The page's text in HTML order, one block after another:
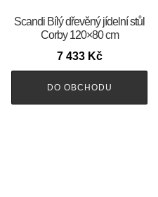
Scandi Bílý dřevěný jídelní stůl
Corby 120×80 cm
7 433 Kč
DO OBCHODU